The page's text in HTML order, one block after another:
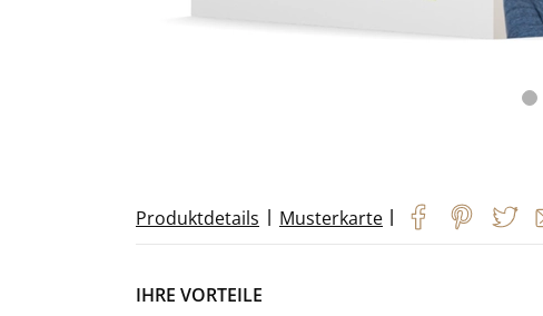
Produktdetails | Musterkarte |
IHRE VORTEILE